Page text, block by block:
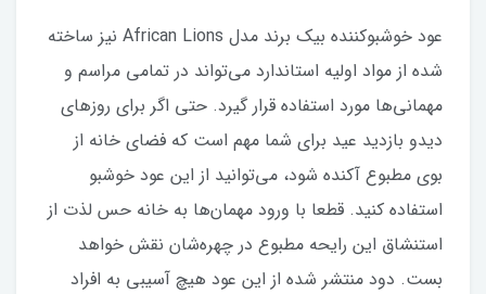
عود خوشبوکننده بیک برند مدل African Lions نیز ساخته
شده از مواد اولیه استاندارد می‌تواند در تمامی مراسم و
مهمانی‌ها مورد استفاده قرار گیرد. حتی اگر برای روزهای
دیدو بازدید عید برای شما مهم است که فضای خانه از
بوی مطبوع آکنده شود، می‌توانید از این عود خوشبو
استفاده کنید. قطعا با ورود مهمان‌ها به خانه حس لذت‌ از
استنشاق این رایحه مطبوع در چهره‌شان نقش خواهد
بست. دود منتشر شده از این عود هیچ آسیبی به افراد